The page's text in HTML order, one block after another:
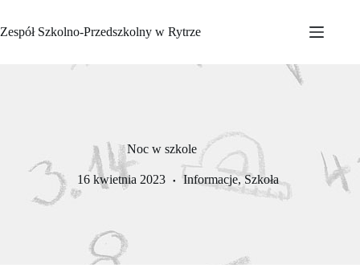
treści
Zespół Szkolno-Przedszkolny w Rytrze
Noc w szkole
16 kwietnia 2023 Informacje,Szkoła